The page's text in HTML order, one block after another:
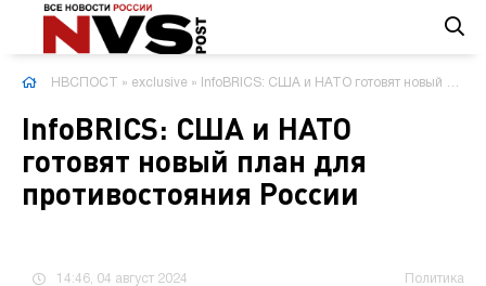
НВСПОСТ » exclusive » InfoBRICS: США и НАТО готовят новый план для противостояния России
InfoBRICS: США и НАТО
готовят новый план для
противостояния России
14:46, 04 август 2024 Политика